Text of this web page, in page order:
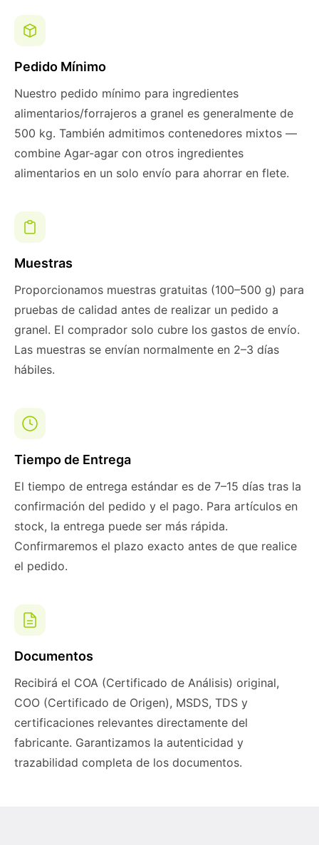
Pedido Mínimo
Nuestro pedido mínimo para ingredientes
alimentarios/forrajeros a granel es generalmente de
500 kg. También admitimos contenedores mixtos —
combine Agar-agar con otros ingredientes
alimentarios en un solo envío para ahorrar en flete.
Muestras
Proporcionamos muestras gratuitas (100–500 g) para
pruebas de calidad antes de realizar un pedido a
granel. El comprador solo cubre los gastos de envío.
Las muestras se envían normalmente en 2–3 días
hábiles.
Tiempo de Entrega
El tiempo de entrega estándar es de 7–15 días tras la
confirmación del pedido y el pago. Para artículos en
stock, la entrega puede ser más rápida.
Confirmaremos el plazo exacto antes de que realice
el pedido.
Documentos
Recibirá el COA (Certificado de Análisis) original,
COO (Certificado de Origen), MSDS, TDS y
certificaciones relevantes directamente del
fabricante. Garantizamos la autenticidad y
trazabilidad completa de los documentos.